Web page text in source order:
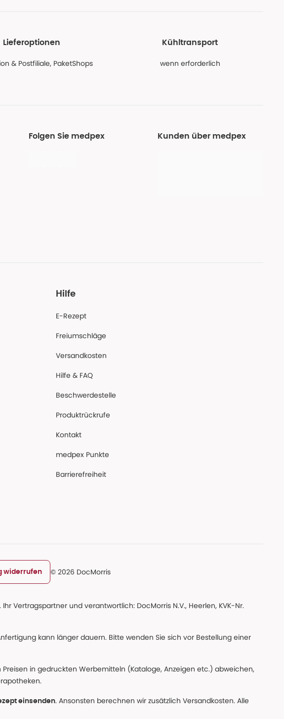
Lieferoptionen
& Postfiliale, PaketShops
Kühltransport
wenn erforderlich
Folgen Sie medpex Kunden über medpex
Hilfe
E-Rezept
Freiumschläge
Versandkosten
Hilfe & FAQ
Beschwerdestelle
Produktrückrufe
Kontakt
medpex Punkte
Barrierefreiheit
widerrufen © 2026 DocMorris
Vertragspartner und verantwortlich: DocMorris N.V., Heerlen, KVK-Nr.
kann länger dauern. Bitte wenden Sie sich vor Bestellung einer
in gedruckten Werbemitteln (Kataloge, Anzeigen etc.) abweichen,
einsenden. Ansonsten berechnen wir zusätzlich Versandkosten. Alle